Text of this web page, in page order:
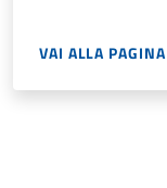
VAI ALLA PAGINA